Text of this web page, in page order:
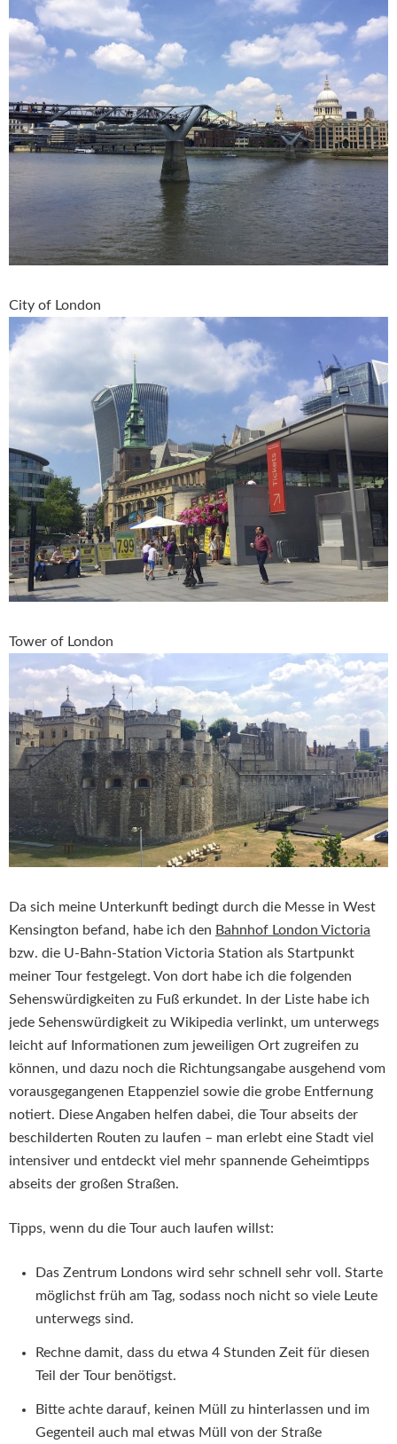
City of London
Tower of London
Da sich meine Unterkunft bedingt durch die Messe in West
Kensington befand, habe ich den Bahnhof London Victoria
bzw. die U-Bahn-Station Victoria Station als Startpunkt
meiner Tour festgelegt. Von dort habe ich die folgenden
Sehenswürdigkeiten zu Fuß erkundet. In der Liste habe ich
jede Sehenswürdigkeit zu Wikipedia verlinkt, um unterwegs
leicht auf Informationen zum jeweiligen Ort zugreifen zu
können, und dazu noch die Richtungsangabe ausgehend vom
vorausgegangenen Etappenziel sowie die grobe Entfernung
notiert. Diese Angaben helfen dabei, die Tour abseits der
beschilderten Routen zu laufen – man erlebt eine Stadt viel
intensiver und entdeckt viel mehr spannende Geheimtipps
abseits der großen Straßen.
Tipps, wenn du die Tour auch laufen willst:
Das Zentrum Londons wird sehr schnell sehr voll. Starte
möglichst früh am Tag, sodass noch nicht so viele Leute
unterwegs sind.
Rechne damit, dass du etwa 4 Stunden Zeit für diesen
Teil der Tour benötigst.
Bitte achte darauf, keinen Müll zu hinterlassen und im
Gegenteil auch mal etwas Müll von der Straße